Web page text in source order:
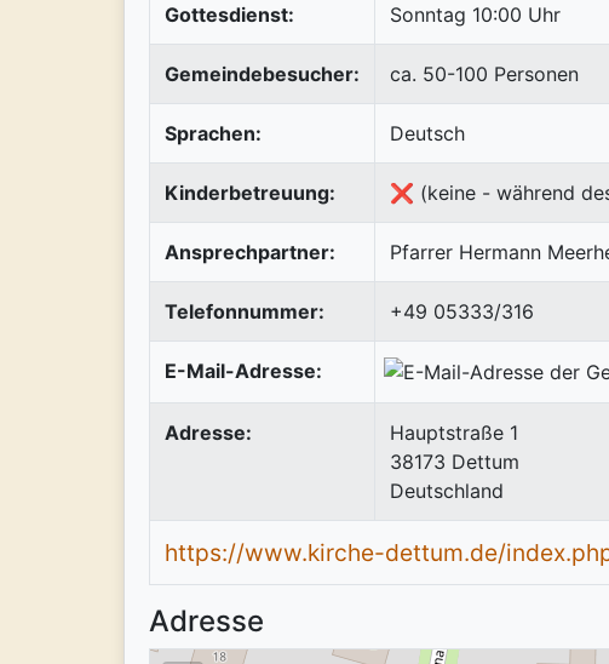
Gottesdienst: Sonntag 10:00 Uhr
Gemeindebesucher: ca. 50-100 Personen
Sprachen: Deutsch
Kinderbetreuung: ❌ (keine - während
Ansprechpartner: Pfarrer Hermann
Telefonnummer: +49 05333/316
E-Mail-Adresse:
Adresse:
Hauptstraße 1
38173 Dettum
Deutschland
https://www.kirche-dettum.de/
Adresse